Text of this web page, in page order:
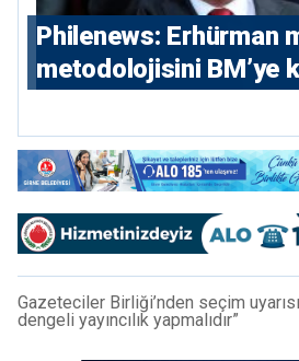
Philenews: Erhürman
metodolojisini BM’ye
Gazeteciler Birliği’nden seçim
dengeli yayıncılık yapmalıdır”